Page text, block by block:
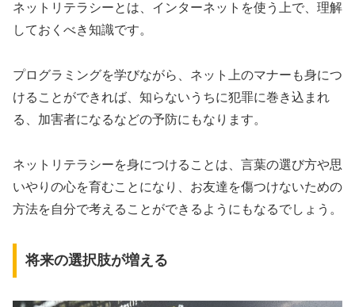
ネットリテラシーとは、インターネットを使う上で、理解
しておくべき知識です。
プログラミングを学びながら、ネット上のマナーも身につ
けることができれば、知らないうちに犯罪に巻き込まれ
る、加害者になるなどの予防にもなります。
ネットリテラシーを身につけることは、言葉の選び方や思
いやりの心を育むことになり、お友達を傷つけないための
方法を自分で考えることができるようにもなるでしょう。
将来の選択肢が増える